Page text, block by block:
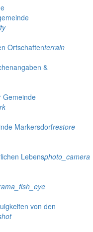
Ortschaftenterrain
&
Gemeinde
Markersdorfrestore
Lebensphoto_camera
von den